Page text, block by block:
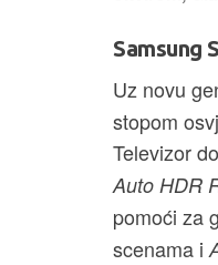
Samsung
Uz novu
stopom
Televizor
Auto HDR
pomoći za
scenama i